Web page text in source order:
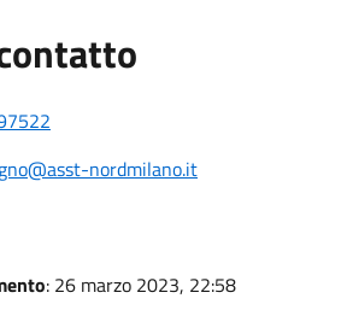
nordmilano.it
: 26 marzo 2023, 22:58